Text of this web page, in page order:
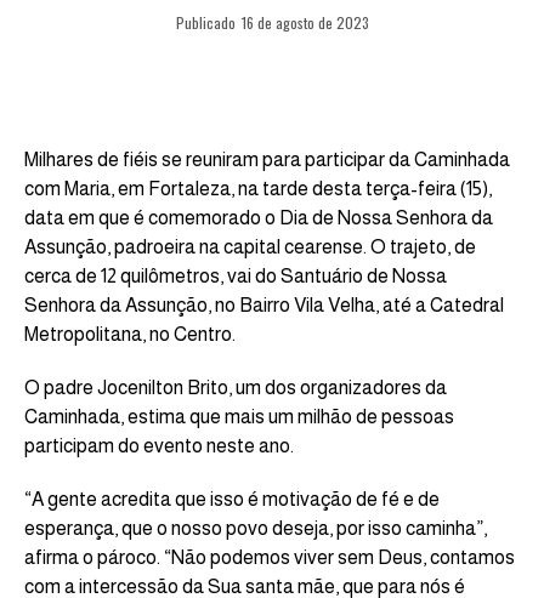
Publicado 16 de agosto de 2023
Milhares de fiéis se reuniram para participar da Caminhada
com Maria, em Fortaleza, na tarde desta terça-feira (15),
data em que é comemorado o Dia de Nossa Senhora da
Assunção, padroeira na capital cearense. O trajeto, de
cerca de 12 quilômetros, vai do Santuário de Nossa
Senhora da Assunção, no Bairro Vila Velha, até a Catedral
Metropolitana, no Centro.
O padre Jocenilton Brito, um dos organizadores da
Caminhada, estima que mais um milhão de pessoas
participam do evento neste ano.
“A gente acredita que isso é motivação de fé e de
esperança, que o nosso povo deseja, por isso caminha”,
afirma o pároco. “Não podemos viver sem Deus, contamos
com a intercessão da Sua santa mãe, que para nós é